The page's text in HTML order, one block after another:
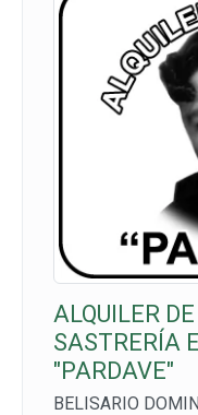
ALQUILER
SASTRERÍA
"PARDAVE"
BELISARIO